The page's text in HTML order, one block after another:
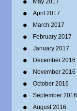
May 2017
April 2017
March 2017
February 2017
January 2017
December 2016
November 2016
October 2016
September 2016
August 2016